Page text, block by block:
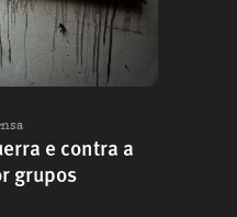
e contra a
grupos